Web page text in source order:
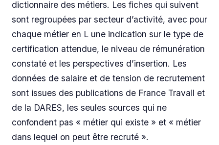
dictionnaire des métiers. Les fiches qui suivent
sont regroupées par secteur d’activité, avec pour
chaque métier en L une indication sur le type de
certification attendue, le niveau de rémunération
constaté et les perspectives d’insertion. Les
données de salaire et de tension de recrutement
sont issues des publications de France Travail et
de la DARES, les seules sources qui ne
confondent pas « métier qui existe » et « métier
dans lequel on peut être recruté ».